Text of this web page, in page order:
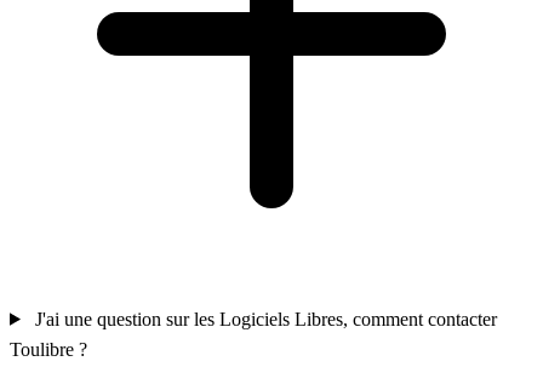
J'ai une question sur les Logiciels Libres, comment contacter
Toulibre ?